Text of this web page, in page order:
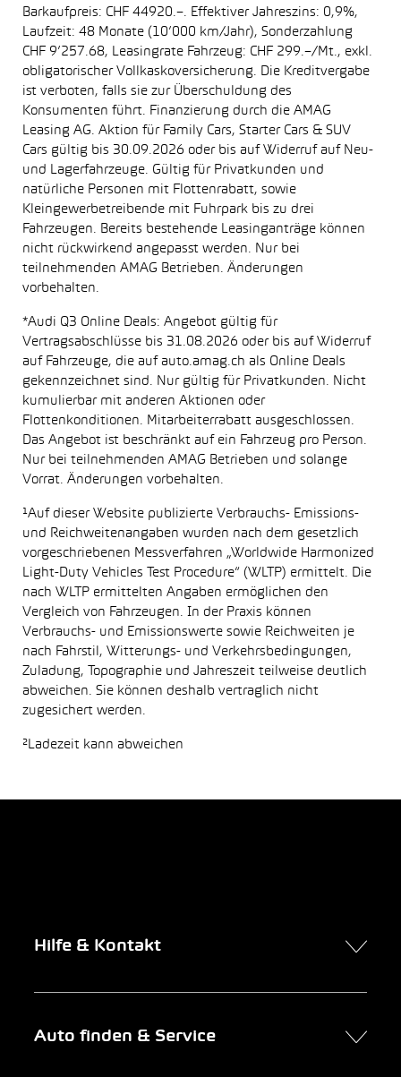
Barkaufpreis: CHF 44920.–. Effektiver Jahreszins: 0,9%,
Laufzeit: 48 Monate (10’000 km/Jahr), Sonderzahlung
CHF 9’257.68, Leasingrate Fahrzeug: CHF 299.–/Mt., exkl.
obligatorischer Vollkaskoversicherung. Die Kreditvergabe
ist verboten, falls sie zur Überschuldung des
Konsumenten führt. Finanzierung durch die AMAG
Leasing AG. Aktion für Family Cars, Starter Cars & SUV
Cars gültig bis 30.09.2026 oder bis auf Widerruf auf Neu-
und Lagerfahrzeuge. Gültig für Privatkunden und
natürliche Personen mit Flottenrabatt, sowie
Kleingewerbetreibende mit Fuhrpark bis zu drei
Fahrzeugen. Bereits bestehende Leasinganträge können
nicht rückwirkend angepasst werden. Nur bei
teilnehmenden AMAG Betrieben. Änderungen
vorbehalten.
*Audi Q3 Online Deals: Angebot gültig für
Vertragsabschlüsse bis 31.08.2026 oder bis auf Widerruf
auf Fahrzeuge, die auf auto.amag.ch als Online Deals
gekennzeichnet sind. Nur gültig für Privatkunden. Nicht
kumulierbar mit anderen Aktionen oder
Flottenkonditionen. Mitarbeiterrabatt ausgeschlossen.
Das Angebot ist beschränkt auf ein Fahrzeug pro Person.
Nur bei teilnehmenden AMAG Betrieben und solange
Vorrat. Änderungen vorbehalten.
¹Auf dieser Website publizierte Verbrauchs- Emissions-
und Reichweitenangaben wurden nach dem gesetzlich
vorgeschriebenen Messverfahren „Worldwide Harmonized
Light-Duty Vehicles Test Procedure“ (WLTP) ermittelt. Die
nach WLTP ermittelten Angaben ermöglichen den
Vergleich von Fahrzeugen. In der Praxis können
Verbrauchs- und Emissionswerte sowie Reichweiten je
nach Fahrstil, Witterungs- und Verkehrsbedingungen,
Zuladung, Topographie und Jahreszeit teilweise deutlich
abweichen. Sie können deshalb vertraglich nicht
zugesichert werden.
²Ladezeit kann abweichen
Hilfe & Kontakt
Auto finden & Service